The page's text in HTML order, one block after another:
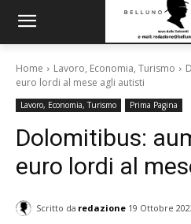
Home Lavoro, Economia, Turismo
euro lordi al mese agli autisti
Lavoro, Economia, Turismo Prima Pagina
Dolomitibus:
euro lordi al
Scritto da redazione 19 Ottobre